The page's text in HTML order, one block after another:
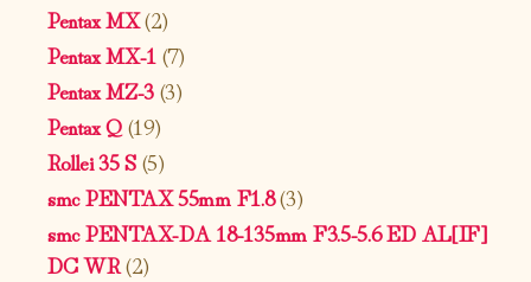
Pentax MX(2)
Pentax MX-1 (7)
Pentax MZ-3(3)
Pentax Q(19)
Rollei 35 S(5)
smc PENTAX 55mm F1.8(3)
smc PENTAX-DA 18-135mm F3.5-5.6 ED AL[IF]
DC WR(2)